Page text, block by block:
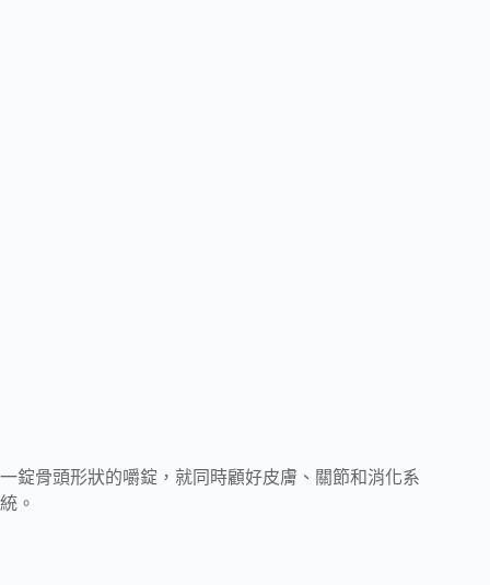
一錠骨頭形狀的嚼錠，就同時顧好皮膚、關節和消化系
統。